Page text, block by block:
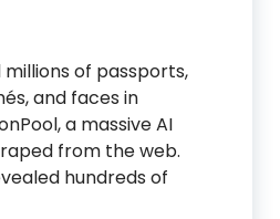
of passports,
and faces in
a massive AI
from the web.
hundreds of